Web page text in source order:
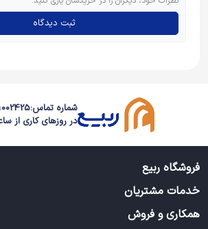
ثبت دیدگاه
شماره تماس:
در روزهای کاری از ساعت 9
فروشگاه ربیع
خدمات مشتریان
همکاری و فروش